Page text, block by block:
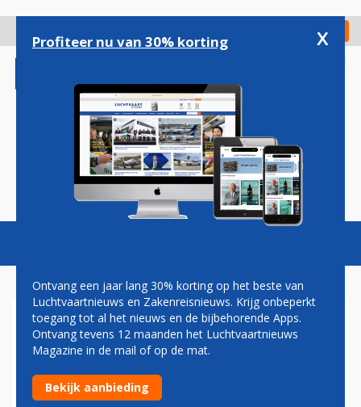
gaan
Check in
Magazine Podcasts Vacatures
PIETER VAN GEEL
Van Geel: Maastricht Aachen Airport moet
toekomstige groei verdienen
Profiteer nu van 30% korting x
Ontvang een jaar lang 30% korting op het beste van
Luchtvaartnieuws en Zakenreisnieuws. Krijg onbeperkt
toegang tot al het nieuws en de bijbehorende Apps.
Ontvang tevens 12 maanden het Luchtvaartnieuws
Magazine in de mail of op de mat.
Bekijk aanbieding